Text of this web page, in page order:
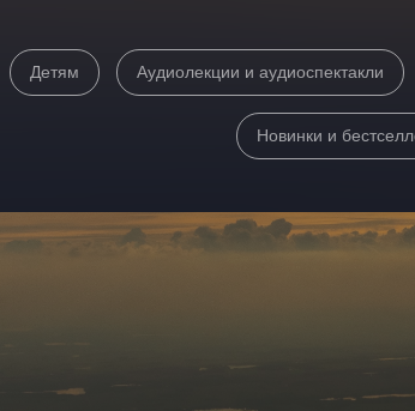
Детям Аудиолекции и аудиоспектакли
Новинки и